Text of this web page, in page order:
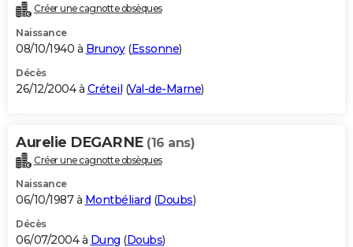
Créer une cagnotte obsèques
Naissance
08/10/1940 à Brunoy(Essonne)
Décès
26/12/2004 à Créteil (Val-de-Marne)
Aurelie DEGARNE (16 ans)
Créer une cagnotte obsèques
Naissance
06/10/1987 à Montbéliard (Doubs)
Décès
06/07/2004 à Dung (Doubs)